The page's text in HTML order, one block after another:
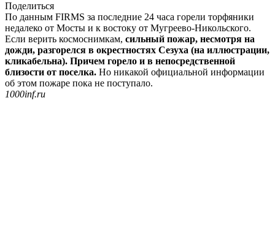
Поделиться
По данным FIRMS за последние 24 часа горели торфяники
недалеко от Мосты и к востоку от Мугреево-Никольского.
Если верить космоснимкам, сильный пожар, несмотря на
дожди, разгорелся в окрестностях Сезуха (на иллюстрации,
кликабельна). Причем горело и в непосредственной
близости от поселка. Но никакой официальной информации
об этом пожаре пока не поступало.
1000inf.ru